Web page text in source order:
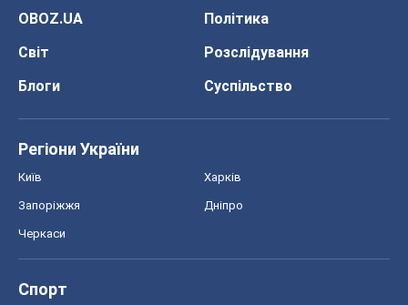
OBOZ.UA
Політика
Світ
Розслідування
Блоги
Суспільство
Регіони України
Київ Харків
Запоріжжя Дніпро
Черкаси
Спорт